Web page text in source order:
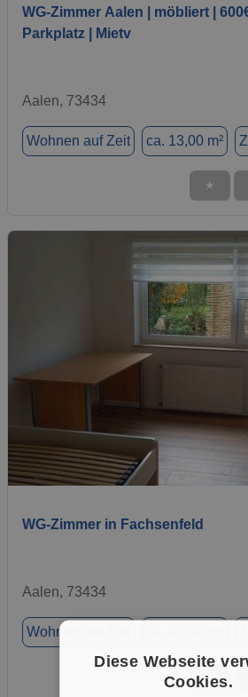
WG-Zimmer Aalen | möbliert |
Parkplatz | Mietv
Aalen, 73434
Wohnen auf Zeit ca. 13,00 m²
★
WG-Zimmer in Fachsenfeld
Aalen, 73434
Wohnen auf Zeit
★
Diese Webseite
Cookies.